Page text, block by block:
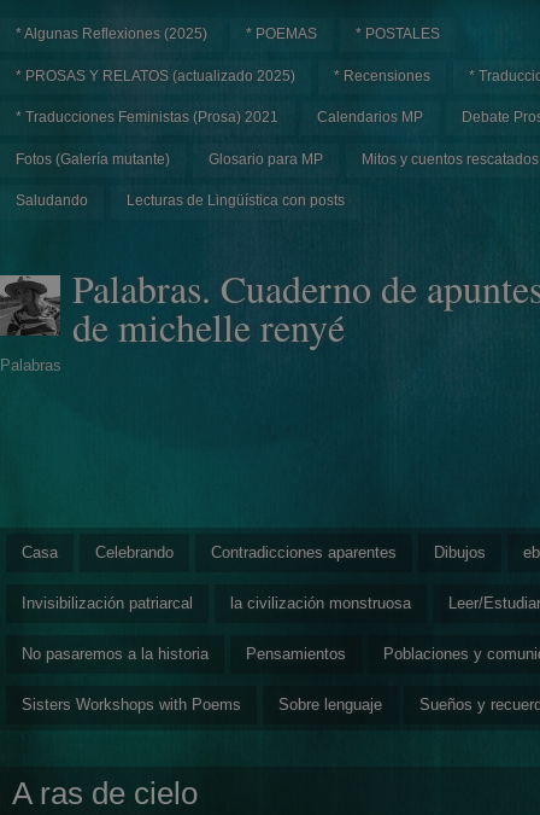
* Algunas Reflexiones (2025) * POEMAS * POSTALES
* PROSAS Y RELATOS (actualizado 2025) * Recensiones *
* Traducciones Feministas (Prosa) 2021 Calendarios MP Debate
Fotos (Galería mutante) Glosario para MP Mitos y cuentos rescatados
Saludando Lecturas de Lingüística con posts
Palabras. Cuaderno de
de michelle renyé
Palabras
Casa Celebrando Contradicciones aparentes Dibujos
Invisibilización patriarcal la civilización monstruosa Leer/Estudiar
No pasaremos a la historia Pensamientos Poblaciones y
Sisters Workshops with Poems Sobre lenguaje Sueños y
A ras de cielo